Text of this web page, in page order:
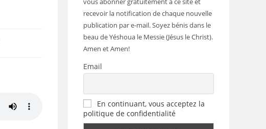
recevoir la notification de chaque nouvelle
publication par e-mail. Soyez bénis dans le
beau de Yéshoua le Messie (Jésus le Christ).
Amen et Amen!
Email
En continuant, vous acceptez la
politique de confidentialité